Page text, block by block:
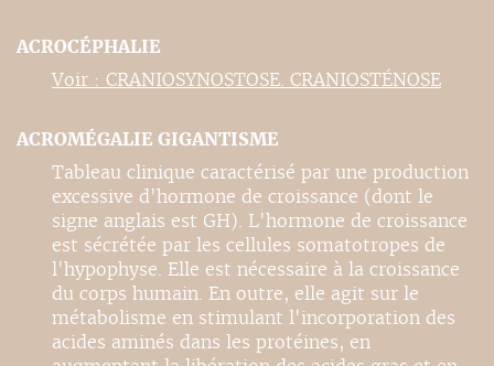
ACROCÉPHALIE
Voir : CRANIOSYNOSTOSE. CRANIOSTÉNOSE
ACROMÉGALIE GIGANTISME
Tableau clinique caractérisé par une production
excessive d'hormone de croissance (dont le
signe anglais est GH). L'hormone de croissance
est sécrétée par les cellules somatotropes de
l'hypophyse. Elle est nécessaire à la croissance
du corps humain. En outre, elle agit sur le
métabolisme en stimulant l'incorporation des
acides aminés dans les protéines, en